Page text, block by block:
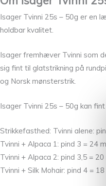
Isager Tvinni 25s – 50g er en
holdbar kvalitet.
Isager fremhæver Tvinni som
sig fint til glatstrikning på
og Norsk mønsterstrik.
Isager Tvinni 25s – 50g kan
Strikkefasthed: Tvinni alene:
Tvinni + Alpaca 1: pind 3 = 24 m
Tvinni + Alpaca 2: pind 3,5 = 20
Tvinni + Silk Mohair: pind 4 =